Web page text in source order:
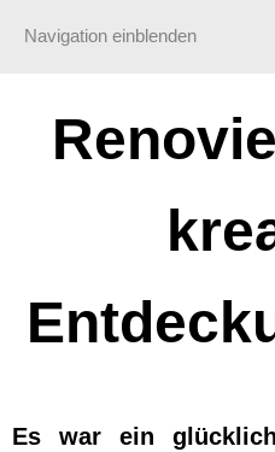
Navigation einblenden
Es war ein